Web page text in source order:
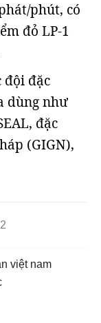
phút, có
đỏ LP-1
đội đặc
dùng như
đặc
(GIGN),
việt nam